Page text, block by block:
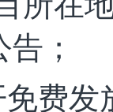
；
免费